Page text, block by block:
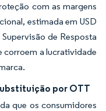
com as margens
estimada em USD
de Resposta
corroem a lucratividade
por OTT
que os consumidores